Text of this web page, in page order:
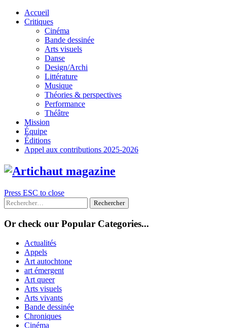
Skip
Accueil
Critiques
Cinéma
Bande dessinée
Arts visuels
Danse
Design/Archi
Littérature
Musique
Théories & perspectives
Performance
Théâtre
Mission
Équipe
Éditions
Appel aux contributions 2025-2026
Press ESC to close
Rechercher :
Or check our Popular Categories...
Actualités
Appels
Art autochtone
art émergent
Art queer
Arts visuels
Arts vivants
Bande dessinée
Chroniques
Cinéma